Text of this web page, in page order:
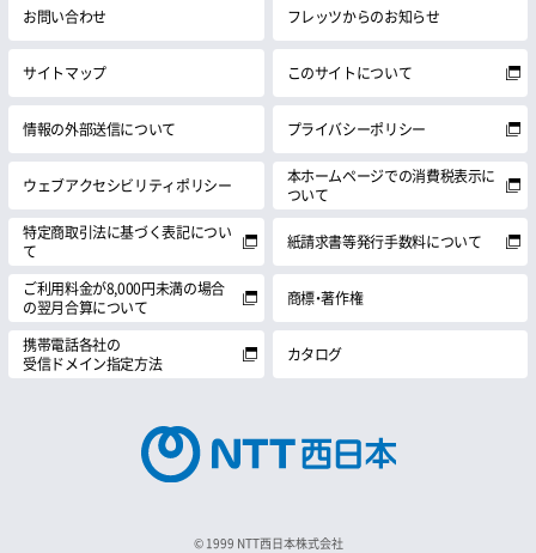
お問い合わせ フレッツからのお知らせ
サイトマップ このサイトについて
情報の外部送信について プライバシーポリシー
ウェブアクセシビリティポリシー
本ホームページでの消費税表示に
ついて
特定商取引法に基づく表記につい
て
紙請求書等発行手数料について
ご利用料金が8,000円未満の場合
の翌月合算について
商標・著作権
携帯電話各社の
受信ドメイン指定方法
カタログ
© 1999 NTT西日本株式会社